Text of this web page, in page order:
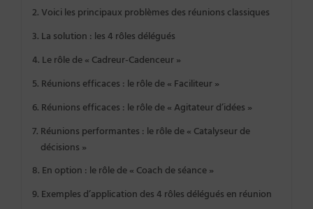
Voici les principaux problèmes des réunions classiques
La solution : les 4 rôles délégués
Le rôle de « Cadreur-Cadenceur »
Réunions efficaces : le rôle de « Faciliteur »
Réunions efficaces : le rôle de « Agitateur d’idées »
Réunions performantes : le rôle de « Catalyseur de
décisions »
En option : le rôle de « Coach de séance »
Exemples d’application des 4 rôles délégués en réunion